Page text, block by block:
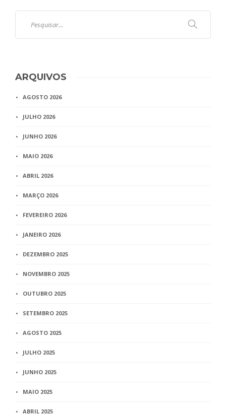
ARQUIVOS
AGOSTO 2026
JULHO 2026
JUNHO 2026
MAIO 2026
ABRIL 2026
MARÇO 2026
FEVEREIRO 2026
JANEIRO 2026
DEZEMBRO 2025
NOVEMBRO 2025
OUTUBRO 2025
SETEMBRO 2025
AGOSTO 2025
JULHO 2025
JUNHO 2025
MAIO 2025
ABRIL 2025